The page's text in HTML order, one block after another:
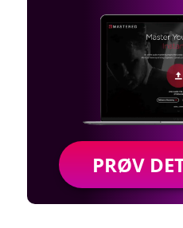
PRØV